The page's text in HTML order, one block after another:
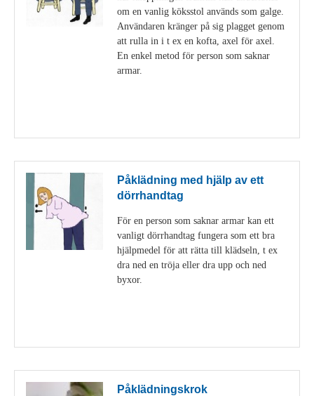
om en vanlig köksstol används som galge.
Användaren kränger på sig plagget genom
att rulla in i t ex en kofta, axel för axel.
En enkel metod för person som saknar
armar.
Påklädning med hjälp av ett
dörrhandtag
För en person som saknar armar kan ett
vanligt dörrhandtag fungera som ett bra
hjälpmedel för att rätta till klädseln, t ex
dra ned en tröja eller dra upp och ned
byxor.
Påklädningskrok